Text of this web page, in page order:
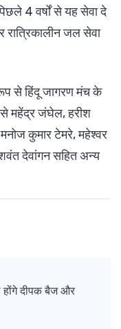
4 वर्षों से यह सेवा दे
रात्रिकालीन जल सेवा
से हिंदू जागरण मंच के
महेंद्र जंघेल, हरीश
मनोज कुमार टेमरे, महेश्वर
देवांगन सहित अन्य
होंगे दीपक बैज और